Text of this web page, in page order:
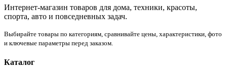
Интернет-магазин товаров для дома, техники, красоты,
спорта, авто и повседневных задач.
Выбирайте товары по категориям, сравнивайте цены, характеристики, фото
и ключевые параметры перед заказом.
Каталог